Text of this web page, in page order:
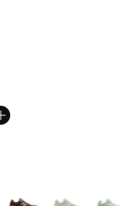
Plus de couleurs